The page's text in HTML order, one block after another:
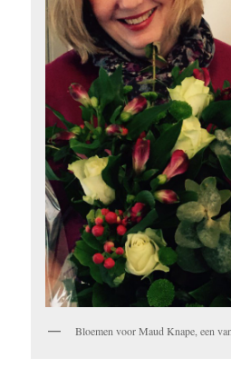
Bloemen voor Maud Knape, een